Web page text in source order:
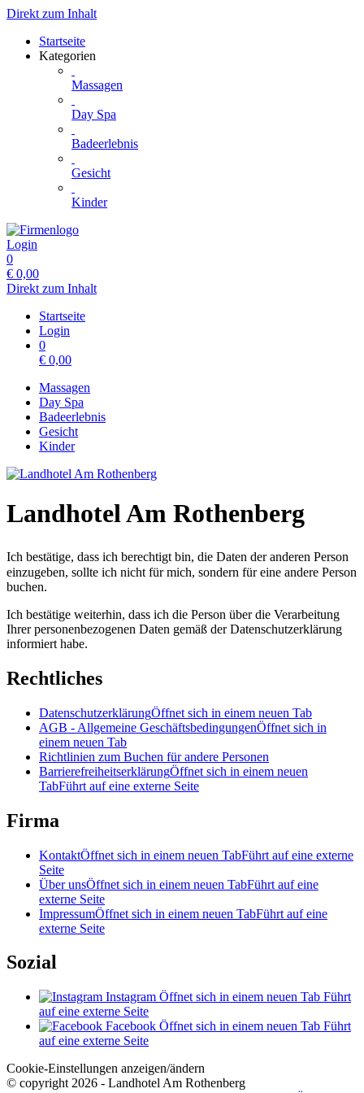
Direkt zum Inhalt
Startseite
Kategorien
Massagen
Day Spa
Badeerlebnis
Gesicht
Kinder
Login
0
€ 0,00
Direkt zum Inhalt
Startseite
Login
0
€ 0,00
Massagen
Day Spa
Badeerlebnis
Gesicht
Kinder
Landhotel Am Rothenberg
Ich bestätige, dass ich berechtigt bin, die Daten der anderen Person
einzugeben, sollte ich nicht für mich, sondern für eine andere Person
buchen.
Ich bestätige weiterhin, dass ich die Person über die Verarbeitung
Ihrer personenbezogenen Daten gemäß der Datenschutzerklärung
informiert habe.
Rechtliches
DatenschutzerklärungÖffnet sich in einem neuen Tab
AGB - Allgemeine GeschäftsbedingungenÖffnet sich in
einem neuen Tab
Richtlinien zum Buchen für andere Personen
BarrierefreiheitserklärungÖffnet sich in einem neuen
TabFührt auf eine externe Seite
Firma
KontaktÖffnet sich in einem neuen TabFührt auf eine externe
Seite
Über unsÖffnet sich in einem neuen TabFührt auf eine
externe Seite
ImpressumÖffnet sich in einem neuen TabFührt auf eine
externe Seite
Sozial
Instagram Öffnet sich in einem neuen Tab Führt
auf eine externe Seite
Facebook Öffnet sich in einem neuen Tab Führt
auf eine externe Seite
Cookie-Einstellungen anzeigen/ändern
© copyright 2026 - Landhotel Am Rothenberg